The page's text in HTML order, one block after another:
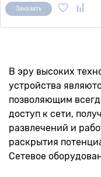
Заказать
В эру высоких
устройства
позволяющим
доступ к сети,
развлечений и
раскрытия
Сетевое